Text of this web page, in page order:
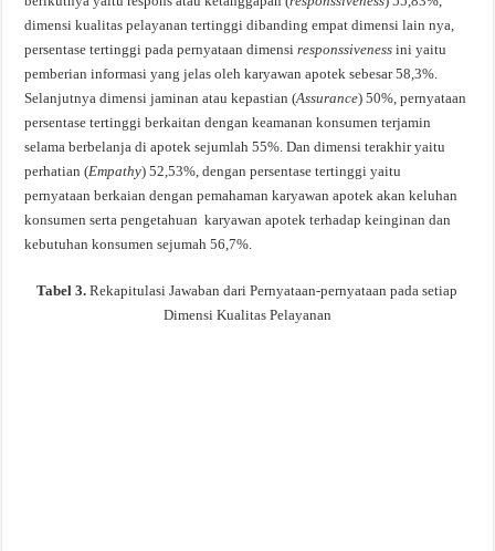
dimensi kualitas pelayanan tertinggi dibanding empat dimensi lain nya,
persentase tertinggi pada pernyataan dimensiresponssiveness ini yaitu
pemberian informasi yang jelas oleh karyawan apotek sebesar 58,3%.
Selanjutnya dimensi jaminan atau kepastian (Assurance) 50%, pernyataan
persentase tertinggi berkaitan dengan keamanan konsumen terjamin
selama berbelanja di apotek sejumlah 55%. Dan dimensi terakhir yaitu
perhatian (Empathy) 52,53%, dengan persentase tertinggi yaitu
pernyataan berkaian dengan pemahaman karyawan apotek akan keluhan
konsumen serta pengetahuan karyawan apotek terhadap keinginan dan
kebutuhan konsumen sejumah 56,7%.
Tabel 3.Rekapitulasi Jawaban dari Pernyataan-pernyataan pada setiap
Dimensi Kualitas Pelayanan